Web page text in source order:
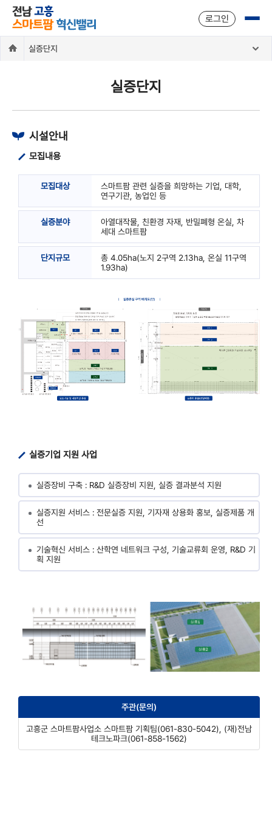
주메뉴 바로가기
본문 바로가기
로그인
실증단지
실증단지
시설안내
모집내용
모집대상
스마트팜 관련 실증을 희망하는 기업, 대학,
연구기관, 농업인 등
실증분야
아열대작물, 친환경 자재, 반밀폐형 온실, 차
세대 스마트팜
단지규모
총 4.05ha(노지 2구역 2.13ha, 온실 11구역
1.93ha)
실증기업 지원 사업
실증장비 구축 : R&D 실증장비 지원, 실증 결과분석 지원
실증지원 서비스 : 전문실증 지원, 기자재 상용화 홍보, 실증제품 개
선
기술혁신 서비스 : 산학연 네트워크 구성, 기술교류회 운영, R&D 기
획 지원
주관(문의)
고흥군 스마트팜사업소 스마트팜 기획팀(061-830-5042), (재)전남
테크노파크(061-858-1562)